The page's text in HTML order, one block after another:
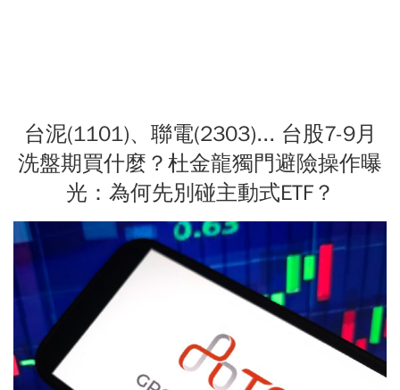
台泥(1101)、聯電(2303)... 台股7-9月
洗盤期買什麼？杜金龍獨門避險操作曝
光：為何先別碰主動式ETF？